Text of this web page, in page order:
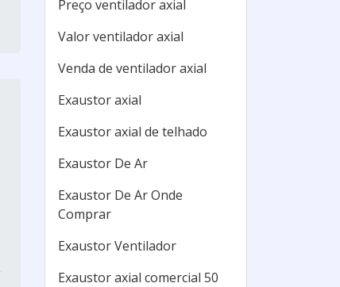
Preço ventilador axial
Valor ventilador axial
Venda de ventilador axial
Exaustor axial
Exaustor axial de telhado
Exaustor De Ar
Exaustor De Ar Onde
Comprar
Exaustor Ventilador
Exaustor axial comercial 50